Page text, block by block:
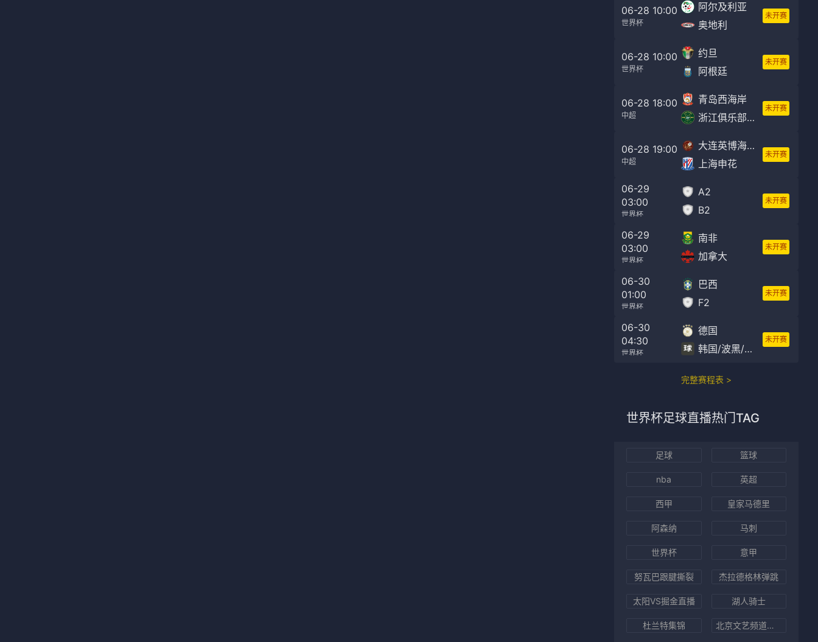
06-28 10:00
世界杯
阿尔及利亚
奥地利
未开赛
06-28 10:00
世界杯
约旦
阿根廷
未开赛
06-28 18:00
中超
青岛西海岸
浙江俱乐部绿城
未开赛
06-28 19:00
中超
大连英博海发
上海申花
未开赛
06-29
03:00
世界杯
A2
B2
未开赛
06-29
03:00
世界杯
南非
加拿大
未开赛
06-30
01:00
世界杯
巴西
F2
未开赛
06-30
04:30
世界杯
德国
韩国/波黑/苏格兰/D3/F3
未开赛
完整赛程表 >
世界杯足球直播热门TAG
足球 篮球
nba 英超
西甲 皇家马德里
阿森纳 马刺
世界杯 意甲
努瓦巴跟腱撕裂 杰拉德格林弹跳
太阳VS掘金直播 湖人骑士
杜兰特集锦 北京文艺频道直播